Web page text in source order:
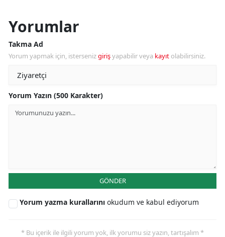
Yorumlar
Takma Ad
Yorum yapmak için, istersenizgirişyapabilir veya kayıt olabilirsiniz.
Yorum Yazın (500 Karakter)
GÖNDER
Yorum yazma kurallarını okudum ve kabul ediyorum
* Bu içerik ile ilgili yorum yok, ilk yorumu siz yazın, tartışalım *